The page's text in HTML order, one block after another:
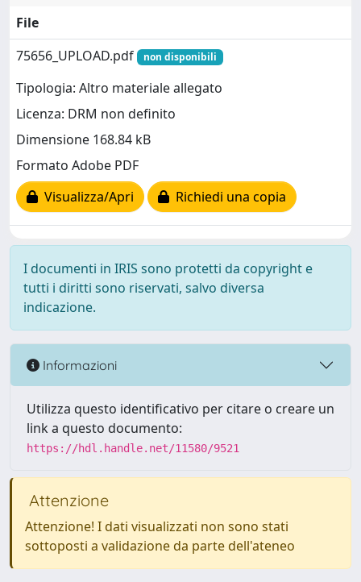
File
75656_UPLOAD.pdf
non disponibili
Tipologia: Altro materiale allegato
Licenza: DRM non definito
Dimensione 168.84 kB
Formato Adobe PDF
Visualizza/Apri
Richiedi una copia
I documenti in IRIS sono protetti da copyright e
tutti i diritti sono riservati, salvo diversa
indicazione.
Informazioni
Utilizza questo identificativo per citare o creare un
link a questo documento:
https://hdl.handle.net/11580/9521
Attenzione
Attenzione! I dati visualizzati non sono stati
sottoposti a validazione da parte dell'ateneo